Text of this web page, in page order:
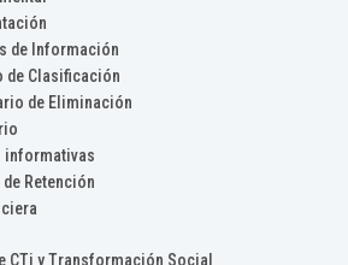
de Información
de Clasificación
de Eliminación
informativas
Retención
CTi y Transformación Social